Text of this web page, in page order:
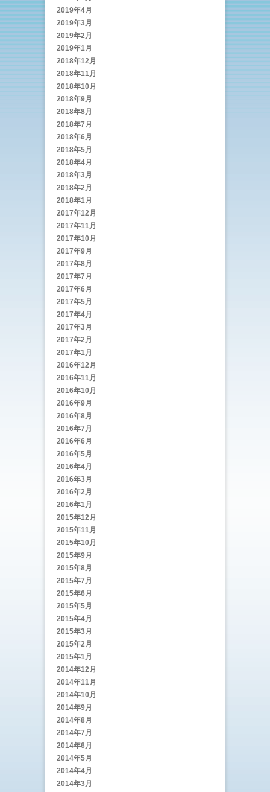
2019年4月
2019年3月
2019年2月
2019年1月
2018年12月
2018年11月
2018年10月
2018年9月
2018年8月
2018年7月
2018年6月
2018年5月
2018年4月
2018年3月
2018年2月
2018年1月
2017年12月
2017年11月
2017年10月
2017年9月
2017年8月
2017年7月
2017年6月
2017年5月
2017年4月
2017年3月
2017年2月
2017年1月
2016年12月
2016年11月
2016年10月
2016年9月
2016年8月
2016年7月
2016年6月
2016年5月
2016年4月
2016年3月
2016年2月
2016年1月
2015年12月
2015年11月
2015年10月
2015年9月
2015年8月
2015年7月
2015年6月
2015年5月
2015年4月
2015年3月
2015年2月
2015年1月
2014年12月
2014年11月
2014年10月
2014年9月
2014年8月
2014年7月
2014年6月
2014年5月
2014年4月
2014年3月